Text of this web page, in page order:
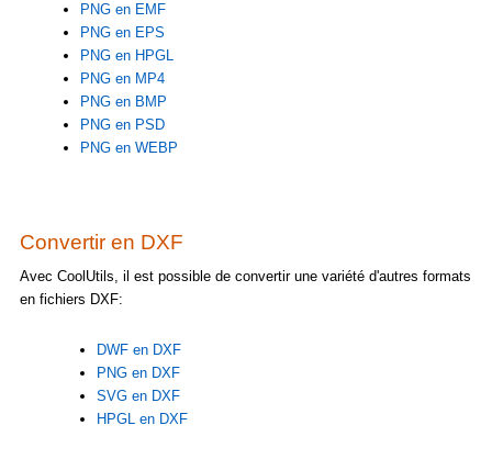
PNG en EMF
PNG en EPS
PNG en HPGL
PNG en MP4
PNG en BMP
PNG en PSD
PNG en WEBP
Convertir en DXF
Avec CoolUtils, il est possible de convertir une variété d'autres formats
en fichiers DXF:
DWF en DXF
PNG en DXF
SVG en DXF
HPGL en DXF